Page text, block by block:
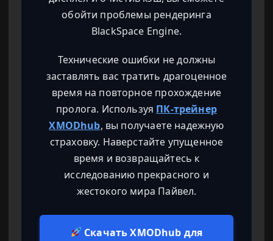
обойти проблемы рендеринга
BlackSpace Engine.
Технические ошибки не должны
заставлять вас тратить драгоценное
время на повторное прохождение
пролога. Используя ПК-трейнер
XMODhub, вы получаете надежную
страховку. Наверстайте упущенное
время и возвращайтесь к
исследованию прекрасного и
жестокого мира Пайвел.
Скачать XMODhub для